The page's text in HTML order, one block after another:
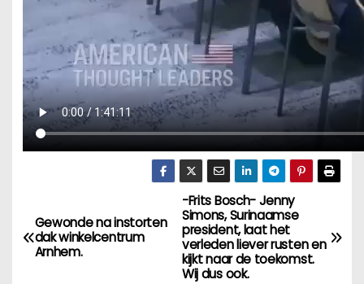
B
e
-Frits Bosch- Jenny
Simons, Surinaamse
president, laat het
verleden liever rusten en
kijkt naar de toekomst.
Wij dus ook.
Gewonde na instorten
dak winkelcentrum
Arnhem.